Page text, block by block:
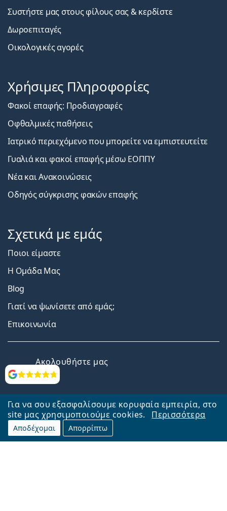
Για να σου εξασφαλίσουμε κορυφαία εμπειρία, στο
site μας χρησιμοποιούμε cookies.
Περισσότερα
Αποδέχομαι Απορρίπτω
Αξιολογήσεις
Συστήστε μας στους φίλους σας & κερδίστε
Δωροεπιταγές
Οικολογικές αγορές
Χρήσιμες Πληροφορίες
Φακοί επαφής: Προδιαγραφές
Οφθαλμικές παθήσεις
Ιατρικό περιεχόμενο που μπορείτε να εμπιστευτείτε
Γυαλιά και φακοί επαφής μέσω ΕΟΠΠΥ
Νέα και Ανακοινώσεις
Οδηγός σύγκρισης φακών επαφής
Σχετικά με εμάς
Ποιοι είμαστε
Η Ομάδα Μας
Blog
Γιατί να ψωνίσετε από εμάς;
Επικοινωνία
Ακολουθήστε μας